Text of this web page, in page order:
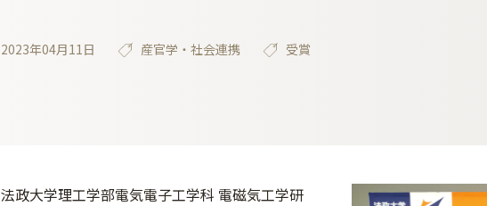
2023年04月11日 産官学・社会連携 受賞
法政大学理工学部電気電子工学科 電磁気工学研